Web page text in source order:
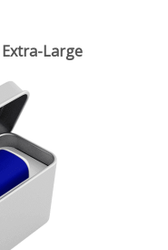
Large